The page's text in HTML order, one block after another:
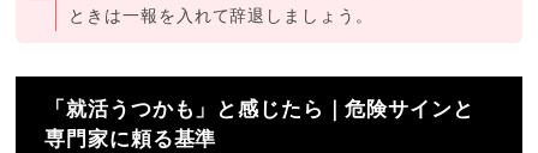
ときは一報を入れて辞退しましょう。
「就活うつかも」と感じたら｜危険サインと
専門家に頼る基準